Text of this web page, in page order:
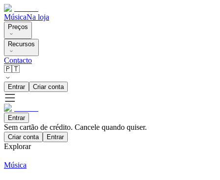
MúsicaNa loja
Preços
Recursos
Contacto
🇵🇹
Entrar Criar conta
Entrar
Sem cartão de crédito. Cancele quando quiser.
Criar conta Entrar
Explorar
Música